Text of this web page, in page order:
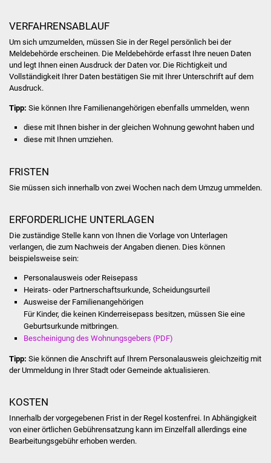
Schulentwicklung Bizet
Sanierung Hallenbad
Ortsentwicklung
Bürger & Service
Was erledige ich wo
Dienstleistungen
Bildung
Kindergärten
VERFAHRENSABLAUF
Um sich umzumelden, müssen Sie in der Regel persönlich bei der
Meldebehörde erscheinen. Die Meldebehörde erfasst Ihre neuen Daten
und legt Ihnen einen Ausdruck der Daten vor. Die Richtigkeit und
Vollständigkeit Ihrer Daten bestätigen Sie mit Ihrer Unterschrift auf dem
Ausdruck.
Tipp: Sie können Ihre Familienangehörigen ebenfalls ummelden, wenn
diese mit Ihnen bisher in der gleichen Wohnung gewohnt haben und
diese mit Ihnen umziehen.
FRISTEN
Sie müssen sich innerhalb von zwei Wochen nach dem Umzug ummelden.
ERFORDERLICHE UNTERLAGEN
Die zuständige Stelle kann von Ihnen die Vorlage von Unterlagen
verlangen, die zum Nachweis der Angaben dienen. Dies können
beispielsweise sein:
Personalausweis oder Reisepass
Heirats- oder Partnerschaftsurkunde, Scheidungsurteil
Ausweise der Familienangehörigen
Für Kinder, die keinen Kinderreisepass besitzen, müssen Sie eine
Geburtsurkunde mitbringen.
Bescheinigung des Wohnungsgebers (PDF)
Tipp: Sie können die Anschrift auf Ihrem Personalausweis gleichzeitig mit
der Ummeldung in Ihrer Stadt oder Gemeinde aktualisieren.
KOSTEN
Innerhalb der vorgegebenen Frist in der Regel kostenfrei. In Abhängigkeit
von einer örtlichen Gebührensatzung kann im Einzelfall allerdings eine
Bearbeitungsgebühr erhoben werden.